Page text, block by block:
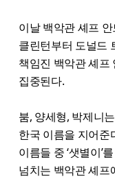
이날 백악관 셰프
클린턴부터 도널드
책임진 백악관 셰프
집중된다.
붐, 양세형, 박제니
한국 이름을 지어준
이름들 중 ‘샛별이’
넘치는 백악관 셰프